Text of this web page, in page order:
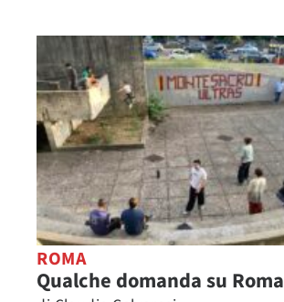
ROMA
Qualche domanda su Roma